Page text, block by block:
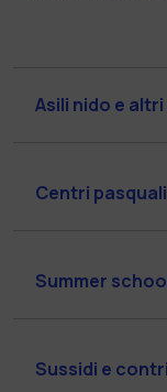
Asili nido e
Centri
Summer
Sussidi e